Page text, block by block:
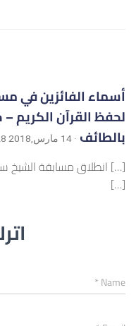
أسماء الفائزين في
لحفظ القرآن الكريم
بالطائف · 14 مارس,2018 at 10:28 ص
[…] انطلاق مسابقة الشيخ
[…]
Name
*